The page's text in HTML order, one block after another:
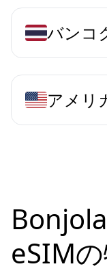
バンコ
アメリ
eSIM